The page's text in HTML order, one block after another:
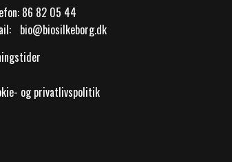
86 82 05 44
bio@biosilkeborg.dk
og privatlivspolitik